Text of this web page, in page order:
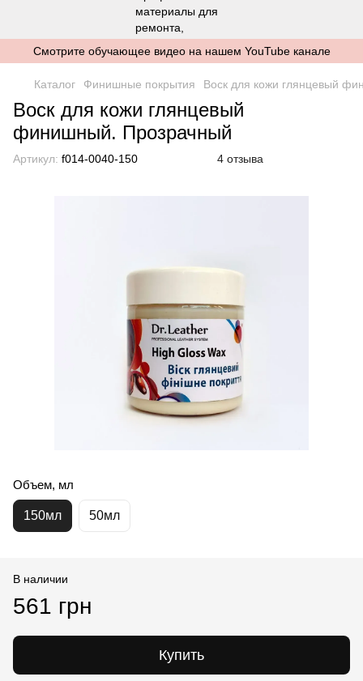
Смотрите обучающее видео на нашем YouTube канале
Каталог Финишные покрытия Воск для кожи глянцевый
Воск для кожи глянцевый
финишный. Прозрачный
Артикул: f014-0040-150 4 отзыва
Объем, мл
150мл 50мл
В наличии
561 грн
Купить